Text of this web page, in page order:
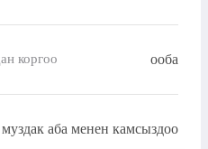
коргоо ооба
муздак аба менен камсыздоо